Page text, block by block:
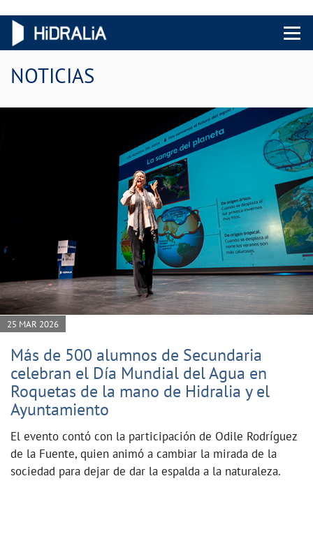
Menu
NOTICIAS
25 MAR 2026
Más de 500 alumnos de Secundaria
celebran el Día Mundial del Agua en
Roquetas de la mano de Hidralia y el
Ayuntamiento
El evento contó con la participación de Odile Rodríguez
de la Fuente, quien animó a cambiar la mirada de la
sociedad para dejar de dar la espalda a la naturaleza.